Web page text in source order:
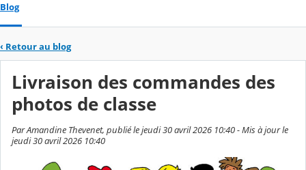
Blog
‹ Retour au blog
Livraison des commandes des
photos de classe
Par Amandine Thevenet, publié le jeudi 30 avril 2026 10:40 - Mis à jour le
jeudi 30 avril 2026 10:40